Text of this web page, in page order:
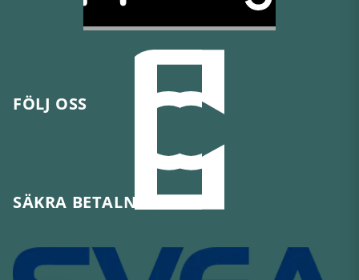
FÖLJ OSS
SÄKRA BETALNINGAR